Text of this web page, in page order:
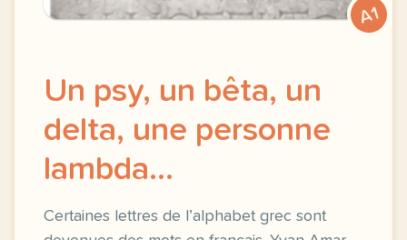
A1
Un psy, un bêta, un
delta, une personne
lambda...
Certaines lettres de l’alphabet grec sont